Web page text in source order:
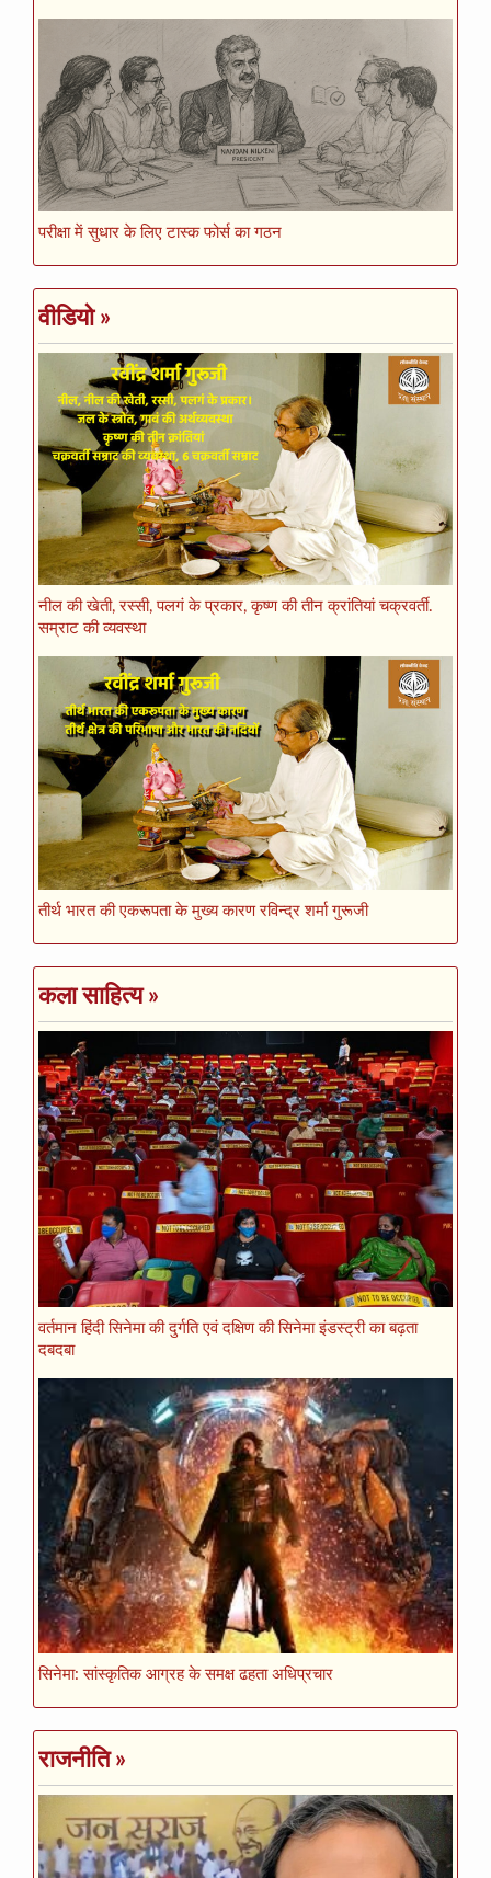
परीक्षा में सुधार के लिए टास्क फोर्स का गठन
वीडियो »
नील की खेती, रस्सी, पलगं के प्रकार, कृष्ण की तीन क्रांतियां चक्रवर्ती.
सम्राट की व्यवस्था
तीर्थ भारत की एकरूपता के मुख्य कारण रविन्द्र शर्मा गुरूजी
कला साहित्य»
वर्तमान हिंदी सिनेमा की दुर्गति एवं दक्षिण की सिनेमा इंडस्ट्री का बढ़ता
दबदबा
सिनेमा: सांस्कृतिक आग्रह के समक्ष ढहता अधिप्रचार
राजनीति»